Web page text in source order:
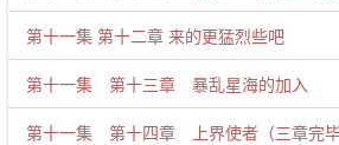
第十一集 第十二章 来的更猛烈些吧
第十一集 第十三章 暴乱星海的加入
第十一集 第十四章 上界使者（三章完毕